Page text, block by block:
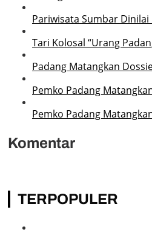
Pariwisata Sumbar
Tari Kolosal “Urang
Padang Matangkan
Pemko Padang
Pemko Padang
Komentar
TERPOPULER